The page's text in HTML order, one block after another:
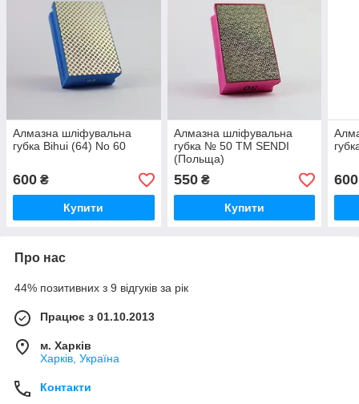
Алмазна шліфувальна
губка Bihui (64) No 60
600 ₴
Купити
Алмазна шліфувальна
губка № 50 ТМ SENDI
(Польща)
550₴
Купити
600
Про нас
44% позитивних з 9 відгуків за рік
Працює з 01.10.2013
м. Харків
Харків, Україна
Контакти